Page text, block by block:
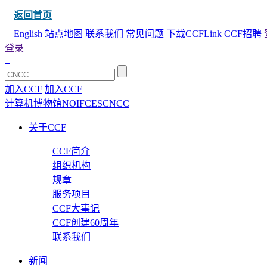
返回首页
English 站点地图 联系我们 常见问题 下载CCFLink CCF招聘
登录
加入CCF 加入CCF
计算机博物馆NOIFCESCNCC
关于CCF
CCF简介
组织机构
规章
服务项目
CCF大事记
CCF创建60周年
联系我们
新闻